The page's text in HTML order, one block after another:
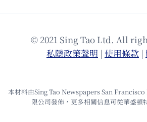
© 2021 Sing Tao Ltd. All
私隱政策聲明 | 使⽤條款 |
本材料由Sing Tao Newspapers San
限公司發佈，更多相關信息可從華盛頓